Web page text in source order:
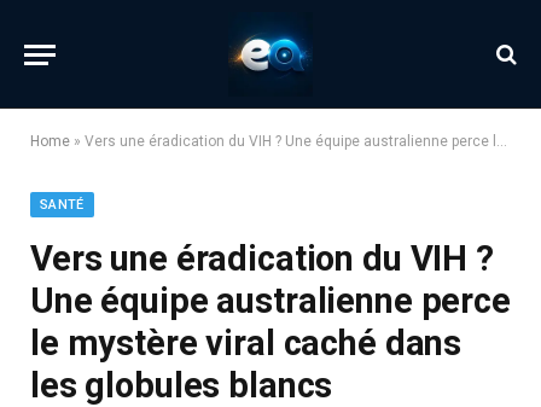
Home » Vers une éradication du VIH ? Une équipe australienne perce le mystère viral caché dans les globules blancs
SANTÉ
Vers une éradication du VIH ?
Une équipe australienne perce
le mystère viral caché dans
les globules blancs